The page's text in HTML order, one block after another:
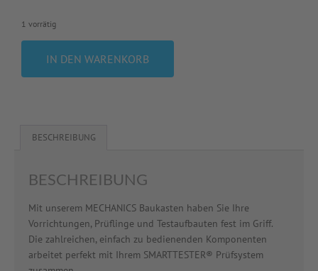
1 vorrätig
IN DEN WARENKORB
BESCHREIBUNG
BESCHREIBUNG
Mit unserem MECHANICS Baukasten haben Sie Ihre
Vorrichtungen, Prüflinge und Testaufbauten fest im Griff.
Die zahlreichen, einfach zu bedienenden Komponenten
arbeitet perfekt mit Ihrem SMARTTESTER® Prüfsystem